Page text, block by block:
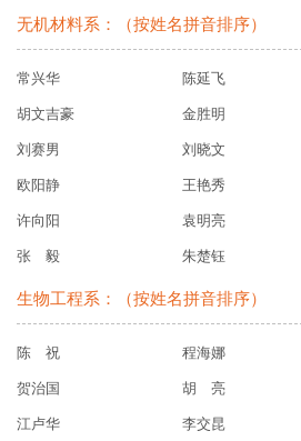
无机材料系：（按姓名拼音排序）
常兴华 陈延飞
胡文吉豪 金胜明
刘赛男 刘晓文
欧阳静 王艳秀
许向阳 袁明亮
张 毅 朱楚钰
生物工程系：（按姓名拼音排序）
陈 祝 程海娜
贺治国 胡 亮
江卢华 李交昆